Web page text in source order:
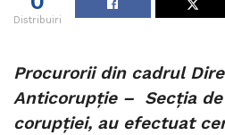
Distribuiri
Procurorii din cadrul
Anticorupție – Secția
corupției, au efectuat